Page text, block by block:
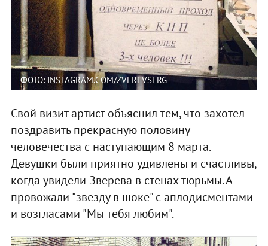
ФОТО: INSTAGRAM.COM/ZVEREVSERG
Свой визит артист объяснил тем, что захотел
поздравить прекрасную половину
человечества с наступающим 8 марта.
Девушки были приятно удивлены и счастливы,
когда увидели Зверева в стенах тюрьмы. А
провожали "звезду в шоке" с аплодисментами
и возгласами "Мы тебя любим".